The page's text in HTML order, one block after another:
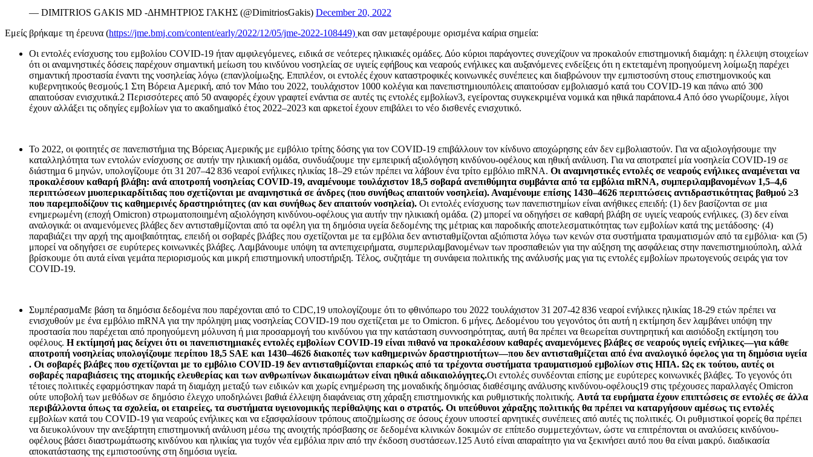
— DIMITRIOS GAKIS MD -ΔΗΜΗΤΡΙΟΣ ΓΑΚΗΣ (@DimitriosGakis) December 20, 2022
Εμείς βρήκαμε τη έρευνα (https://jme.bmj.com/content/early/2022/12/05/jme-2022-108449) και σαν μεταφέρουμε ορισμένα καίρια σημεία:
Oι εντολές ενίσχυσης του εμβολίου COVID-19 ήταν αμφιλεγόμενες, ειδικά σε νεότερες ηλικιακές ομάδες. Δύο κύριοι παράγοντες συνεχίζουν να προκαλούν επιστημονική διαμάχη: η έλλειψη στοιχείων
ότι οι αναμνηστικές δόσεις παρέχουν σημαντική μείωση του κινδύνου νοσηλείας σε υγιείς εφήβους και νεαρούς ενήλικες και αυξανόμενες ενδείξεις ότι η εκτεταμένη προηγούμενη λοίμωξη παρέχει
σημαντική προστασία έναντι της νοσηλείας λόγω (επαν)λοίμωξης. Επιπλέον, οι εντολές έχουν καταστροφικές κοινωνικές συνέπειες και διαβρώνουν την εμπιστοσύνη στους επιστημονικούς και
κυβερνητικούς θεσμούς.1 Στη Βόρεια Αμερική, από τον Μάιο του 2022, τουλάχιστον 1000 κολέγια και πανεπιστημιουπόλεις απαιτούσαν εμβολιασμό κατά του COVID-19 και πάνω από 300
απαιτούσαν ενισχυτικά.2 Περισσότερες από 50 αναφορές έχουν γραφτεί ενάντια σε αυτές τις εντολές εμβολίων3, εγείροντας συγκεκριμένα νομικά και ηθικά παράπονα.4 Από όσο γνωρίζουμε, λίγοι
έχουν αλλάξει τις οδηγίες εμβολίων για το ακαδημαϊκό έτος 2022–2023 και αρκετοί έχουν επιβάλει το νέο δισθενές ενισχυτικό.
Το 2022, οι φοιτητές σε πανεπιστήμια της Βόρειας Αμερικής με εμβόλιο τρίτης δόσης για τον COVID-19 επιβάλλουν τον κίνδυνο αποχώρησης εάν δεν εμβολιαστούν. Για να αξιολογήσουμε την
καταλληλότητα των εντολών ενίσχυσης σε αυτήν την ηλικιακή ομάδα, συνδυάζουμε την εμπειρική αξιολόγηση κινδύνου-οφέλους και ηθική ανάλυση. Για να αποτραπεί μία νοσηλεία COVID-19 σε
διάστημα 6 μηνών, υπολογίζουμε ότι 31 207–42 836 νεαροί ενήλικες ηλικίας 18–29 ετών πρέπει να λάβουν ένα τρίτο εμβόλιο mRNA. Οι αναμνηστικές εντολές σε νεαρούς ενήλικες αναμένεται να
προκαλέσουν καθαρή βλάβη: ανά αποτροπή νοσηλείας COVID-19, αναμένουμε τουλάχιστον 18,5 σοβαρά ανεπιθύμητα συμβάντα από τα εμβόλια mRNA, συμπεριλαμβανομένων 1,5–4,6
περιπτώσεων μυοπερικαρδίτιδας που σχετίζονται με αναμνηστικά σε άνδρες (που συνήθως απαιτούν νοσηλεία). Αναμένουμε επίσης 1430–4626 περιπτώσεις αντιδραστικότητας βαθμού ≥3
που παρεμποδίζουν τις καθημερινές δραστηριότητες (αν και συνήθως δεν απαιτούν νοσηλεία). Οι εντολές ενίσχυσης των πανεπιστημίων είναι ανήθικες επειδή: (1) δεν βασίζονται σε μια
ενημερωμένη (εποχή Omicron) στρωματοποιημένη αξιολόγηση κινδύνου-οφέλους για αυτήν την ηλικιακή ομάδα. (2) μπορεί να οδηγήσει σε καθαρή βλάβη σε υγιείς νεαρούς ενήλικες. (3) δεν είναι
αναλογικά: οι αναμενόμενες βλάβες δεν αντισταθμίζονται από τα οφέλη για τη δημόσια υγεία δεδομένης της μέτριας και παροδικής αποτελεσματικότητας των εμβολίων κατά της μετάδοσης· (4)
παραβιάζει την αρχή της αμοιβαιότητας, επειδή οι σοβαρές βλάβες που σχετίζονται με τα εμβόλια δεν αντισταθμίζονται αξιόπιστα λόγω των κενών στα συστήματα τραυματισμών από τα εμβόλια· και (5)
μπορεί να οδηγήσει σε ευρύτερες κοινωνικές βλάβες. Λαμβάνουμε υπόψη τα αντεπιχειρήματα, συμπεριλαμβανομένων των προσπαθειών για την αύξηση της ασφάλειας στην πανεπιστημιούπολη, αλλά
βρίσκουμε ότι αυτά είναι γεμάτα περιορισμούς και μικρή επιστημονική υποστήριξη. Τέλος, συζητάμε τη συνάφεια πολιτικής της ανάλυσής μας για τις εντολές εμβολίων πρωτογενούς σειράς για τον
COVID-19.
ΣυμπέρασμαΜε βάση τα δημόσια δεδομένα που παρέχονται από το CDC,19 υπολογίζουμε ότι το φθινόπωρο του 2022 τουλάχιστον 31 207-42 836 νεαροί ενήλικες ηλικίας 18-29 ετών πρέπει να
ενισχυθούν με ένα εμβόλιο mRNA για την πρόληψη μιας νοσηλείας COVID-19 που σχετίζεται με το Omicron. 6 μήνες. Δεδομένου του γεγονότος ότι αυτή η εκτίμηση δεν λαμβάνει υπόψη την
προστασία που παρέχεται από προηγούμενη μόλυνση ή μια προσαρμογή του κινδύνου για την κατάσταση συννοσηρότητας, αυτή θα πρέπει να θεωρείται συντηρητική και αισιόδοξη εκτίμηση του
οφέλους. Η εκτίμησή μας δείχνει ότι οι πανεπιστημιακές εντολές εμβολίων COVID-19 είναι πιθανό να προκαλέσουν καθαρές αναμενόμενες βλάβες σε νεαρούς υγιείς ενήλικες—για κάθε
αποτροπή νοσηλείας υπολογίζουμε περίπου 18,5 SAE και 1430–4626 διακοπές των καθημερινών δραστηριοτήτων—που δεν αντισταθμίζεται από ένα αναλογικό όφελος για τη δημόσια υγεία
. Οι σοβαρές βλάβες που σχετίζονται με το εμβόλιο COVID-19 δεν αντισταθμίζονται επαρκώς από τα τρέχοντα συστήματα τραυματισμού εμβολίων στις ΗΠΑ. Ως εκ τούτου, αυτές οι
σοβαρές παραβιάσεις της ατομικής ελευθερίας και των ανθρωπίνων δικαιωμάτων είναι ηθικά αδικαιολόγητες.Οι εντολές συνδέονται επίσης με ευρύτερες κοινωνικές βλάβες. Το γεγονός ότι
τέτοιες πολιτικές εφαρμόστηκαν παρά τη διαμάχη μεταξύ των ειδικών και χωρίς ενημέρωση της μοναδικής δημόσιας διαθέσιμης ανάλυσης κινδύνου-οφέλους19 στις τρέχουσες παραλλαγές Omicron
ούτε υποβολή των μεθόδων σε δημόσιο έλεγχο υποδηλώνει βαθιά έλλειψη διαφάνειας στη χάραξη επιστημονικής και ρυθμιστικής πολιτικής. Αυτά τα ευρήματα έχουν επιπτώσεις σε εντολές σε άλλα
περιβάλλοντα όπως τα σχολεία, οι εταιρείες, τα συστήματα υγειονομικής περίθαλψης και ο στρατός. Οι υπεύθυνοι χάραξης πολιτικής θα πρέπει να καταργήσουν αμέσως τις εντολές
εμβολίων κατά του COVID-19 για νεαρούς ενήλικες και να εξασφαλίσουν τρόπους αποζημίωσης σε όσους έχουν υποστεί αρνητικές συνέπειες από αυτές τις πολιτικές. Οι ρυθμιστικοί φορείς θα πρέπει
να διευκολύνουν την ανεξάρτητη επιστημονική ανάλυση μέσω της ανοιχτής πρόσβασης σε δεδομένα κλινικών δοκιμών σε επίπεδο συμμετεχόντων, ώστε να επιτρέπονται οι αναλύσεις κινδύνου-
οφέλους βάσει διαστρωμάτωσης κινδύνου και ηλικίας για τυχόν νέα εμβόλια πριν από την έκδοση συστάσεων.125 Αυτό είναι απαραίτητο για να ξεκινήσει αυτό που θα είναι μακρύ. διαδικασία
αποκατάστασης της εμπιστοσύνης στη δημόσια υγεία.